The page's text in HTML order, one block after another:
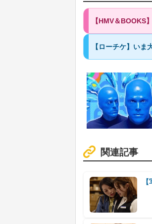
【HMV＆BOOKS
【ローチケ】いま
関連記事